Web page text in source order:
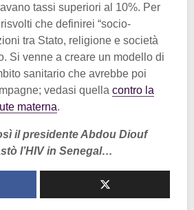
tassi superiori al 10%. Per
che definirei “socio-
tra Stato, religione e società
Si venne a creare un modello di
sanitario che avrebbe poi
vedasi quella contro la
materna.
il presidente Abdou Diouf
l’HIV in Senegal…